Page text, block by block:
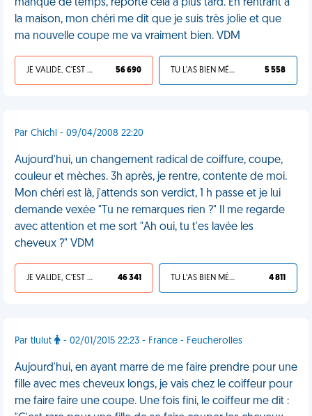
manque de temps, reporte cela à plus tard. En rentrant à
la maison, mon chéri me dit que je suis très jolie et que
ma nouvelle coupe me va vraiment bien. VDM
JE VALIDE, C'EST UNE VDM 56 690 TU L'AS BIEN MÉRITÉ 5 558
Par Chichi - 09/04/2008 22:20
Aujourd'hui, un changement radical de coiffure, coupe,
couleur et mèches. 3h après, je rentre, contente de moi.
Mon chéri est là, j'attends son verdict, 1 h passe et je lui
demande vexée "Tu ne remarques rien ?" Il me regarde
avec attention et me sort "Ah oui, tu t'es lavée les
cheveux ?" VDM
JE VALIDE, C'EST UNE VDM 46 341 TU L'AS BIEN MÉRITÉ 4 811
Par tlulut - 02/01/2015 22:23 - France - Feucherolles
Aujourd'hui, en ayant marre de me faire prendre pour une
fille avec mes cheveux longs, je vais chez le coiffeur pour
me faire faire une coupe. Une fois fini, le coiffeur me dit :